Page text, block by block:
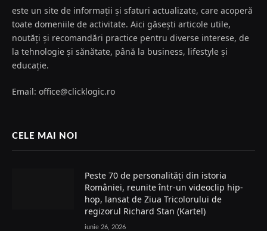
este un site de informații și sfaturi actualizate, care acoperă
toate domeniile de activitate. Aici găsești articole utile,
noutăți și recomandări practice pentru diverse interese, de
la tehnologie și sănătate, până la business, lifestyle și
educație.
Email: office@clicklogic.ro
CELE MAI NOI
Peste 70 de personalități din istoria
României, reunite într-un videoclip hip-
hop, lansat de Ziua Tricolorului de
regizorul Richard Stan (Kartel)
iunie 26, 2026